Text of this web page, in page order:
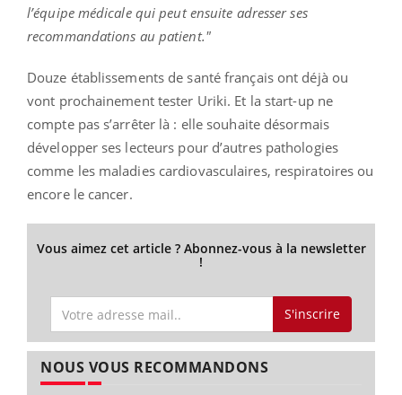
l’équipe médicale qui peut ensuite adresser ses
recommandations au patient."
Douze établissements de santé français ont déjà ou
vont prochainement tester Uriki. Et la start-up ne
compte pas s’arrêter là : elle souhaite désormais
développer ses lecteurs pour d’autres pathologies
comme les maladies cardiovasculaires, respiratoires ou
encore le cancer.
Vous aimez cet article ? Abonnez-vous à la newsletter
!
S'inscrire
NOUS VOUS RECOMMANDONS